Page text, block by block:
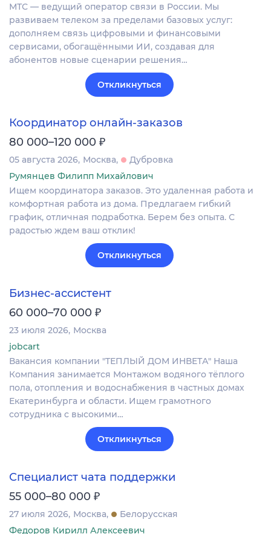
МТС — ведущий оператор связи в России. Мы
развиваем телеком за пределами базовых услуг:
дополняем связь цифровыми и финансовыми
сервисами, обогащёнными ИИ, создавая для
абонентов новые сценарии решения…
Откликнуться
Координатор онлайн-заказов
80 000–120 000 ₽
05 августа 2026 Москва
Дубровка
Румянцев Филипп Михайлович
Ищем координатора заказов. Это удаленная работа и
комфортная работа из дома. Предлагаем гибкий
график, отличная подработка. Берем без опыта. С
радостью ждем ваш отклик!
Откликнуться
Бизнес-ассистент
60 000–70 000 ₽
23 июля 2026 Москва
jobcart
Вакансия компании "ТЕПЛЫЙ ДОМ ИНВЕТА" Наша
Компания занимается Монтажом водяного тёплого
пола, отопления и водоснабжения в частных домах
Екатеринбурга и области. Ищем грамотного
сотрудника с высокими…
Откликнуться
Специалист чата поддержки
55 000–80 000 ₽
27 июля 2026 Москва
Белорусская
Федоров Кирилл Алексеевич